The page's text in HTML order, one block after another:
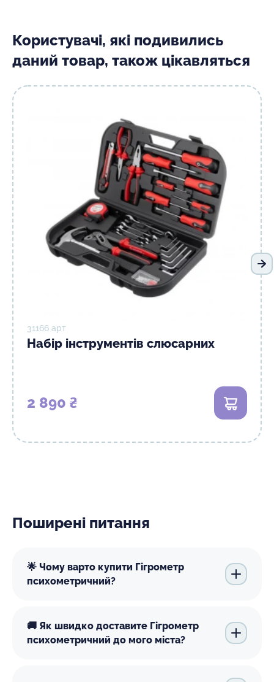
Користувачі, які подивились
даний товар, також цікавляться
31166 арт
Набір інструментів слюсарних
2 890 ₴ В кошик
Поширені питання
🌟 Чому варто купити Гігрометр
психометричний?
🚚 Як швидко доставите Гігрометр
психометричний до мого міста?